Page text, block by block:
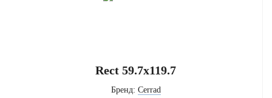
Rect 59.7x119.7
Бренд: Cerrad